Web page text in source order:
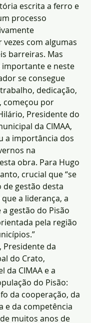
escrita a ferro e
processo
com algumas
barreiras. Mas
e neste
se consegue
dedicação,
começou por
Presidente do
da CIMAA,
a importância dos
na
obra. Para Hugo
crucial que “se
gestão desta
a liderança, a
gestão do Pisão
pela região
Presidente da
do Crato,
da CIMAA e a
do Pisão:
da cooperação, da
e da competência
muitos anos de